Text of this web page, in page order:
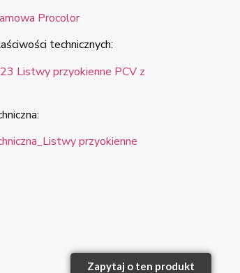
Procolor
technicznych:
Listwy przyokienne PCV z
przyokienne
Zapytaj o ten produkt